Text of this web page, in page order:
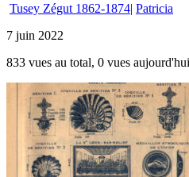
Tusey Zégut 1862-1874| Patricia
7 juin 2022
833 vues au total, 0 vues aujourd'hui